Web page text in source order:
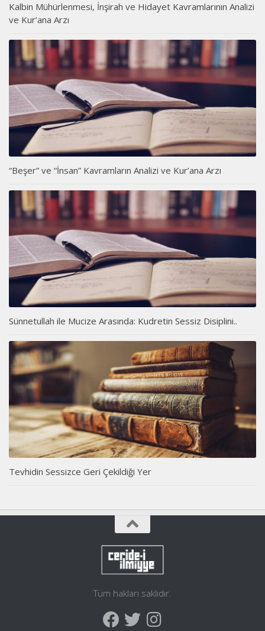
Kalbin Mühürlenmesi, İnşirah ve Hidayet Kavramlarının Analizi
ve Kur’ana Arzı
“Beşer” ve “İnsan” Kavramların Analizi ve Kur’ana Arzı
Sünnetullah ile Mucize Arasında: Kudretin Sessiz Disiplini..
Tevhidin Sessizce Geri Çekildiği Yer
Tüm hakları saklıdır.